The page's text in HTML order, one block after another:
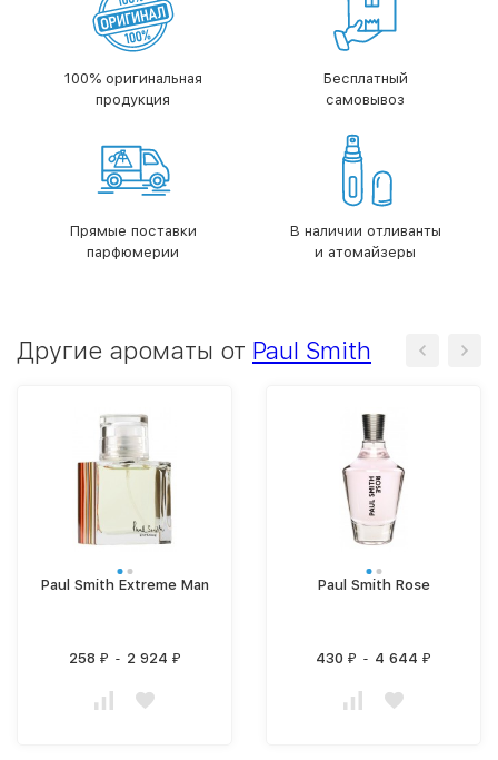
100% оригинальная
продукция
Бесплатный
самовывоз
Прямые поставки
парфюмерии
В наличии отливанты
и атомайзеры
Другие ароматы от Paul Smith
Paul Smith Extreme Man
258 ₽ - 2 924 ₽
Paul Smith Rose
430 ₽ - 4 644 ₽